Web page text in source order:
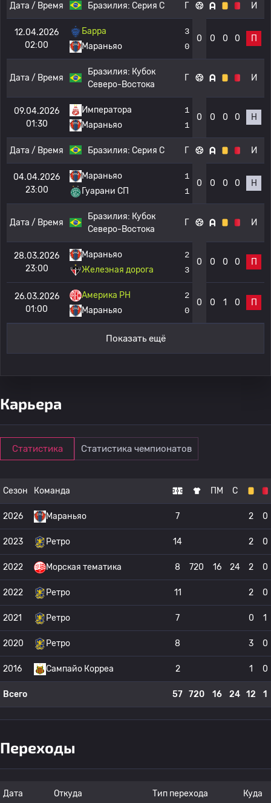
Дата / Время Бразилия: Серия C Г И
12.04.2026
02:00
Барра
Мараньяо
3
0
0 0 0 0 П
Дата / Время
Бразилия: Кубок
Северо-Востока
Г И
09.04.2026
01:30
Императора
Мараньяо
1
1
0 0 0 0 Н
Дата / Время Бразилия: Серия C Г И
04.04.2026
23:00
Мараньяо
Гуарани СП
1
1
0 0 0 0 Н
Дата / Время
Бразилия: Кубок
Северо-Востока
Г И
28.03.2026
23:00
Мараньяо
Железная дорога
2
3
0 0 0 0 П
26.03.2026
01:00
Америка РН
Мараньяо
2
0
0 0 1 0 П
Показать ещё
Карьера
Статистика Статистика чемпионатов
Сезон Команда ПМ С
2026 Мараньяо 7 2 0
2023 Ретро 14 2 0
2022 Морская тематика 8 720 16 24 2 0
2022 Ретро 11 2 0
2021 Ретро 7 0 1
2020 Ретро 8 3 0
2016 Сампайо Корреа 2 1 0
Всего 57 720 16 24 12 1
Переходы
Дата Откуда Тип перехода Куда